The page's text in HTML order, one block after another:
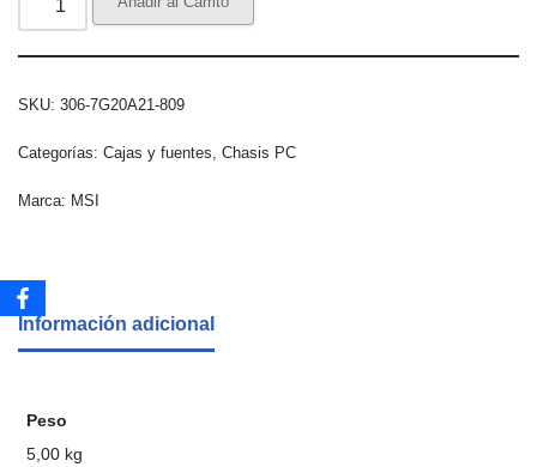
SKU: 306-7G20A21-809
Categorías: Cajas y fuentes Chasis PC
Marca: MSI
Información adicional
Peso
5,00 kg